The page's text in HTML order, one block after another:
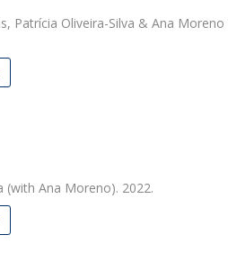
, Patrícia Oliveira-Silva & Ana Moreno
(with Ana Moreno). 2022.